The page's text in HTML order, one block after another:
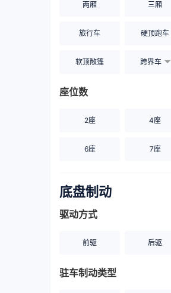
两厢 三厢
旅行车 硬顶跑车
软顶敞篷 跨界车
座位数
2座 4座
6座 7座
底盘制动
驱动方式
前驱 后驱
驻车制动类型